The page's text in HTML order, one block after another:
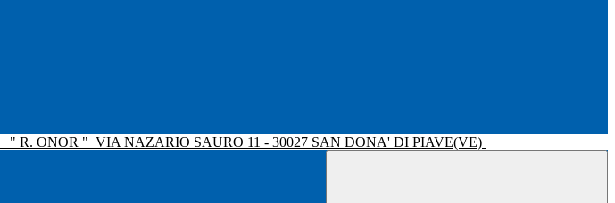
" R. ONOR " VIA NAZARIO SAURO 11 - 30027 SAN DONA' DI PIAVE(VE)